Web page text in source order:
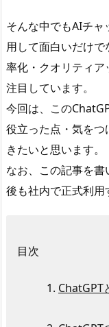
そんな中でもAIチ
用して面白いだけ
率化・クオリティ
注目しています。
今回は、この
役立った点・気を
きたいと思います。
なお、この記事を
後も社内で正式利用
目次
ChatGPT